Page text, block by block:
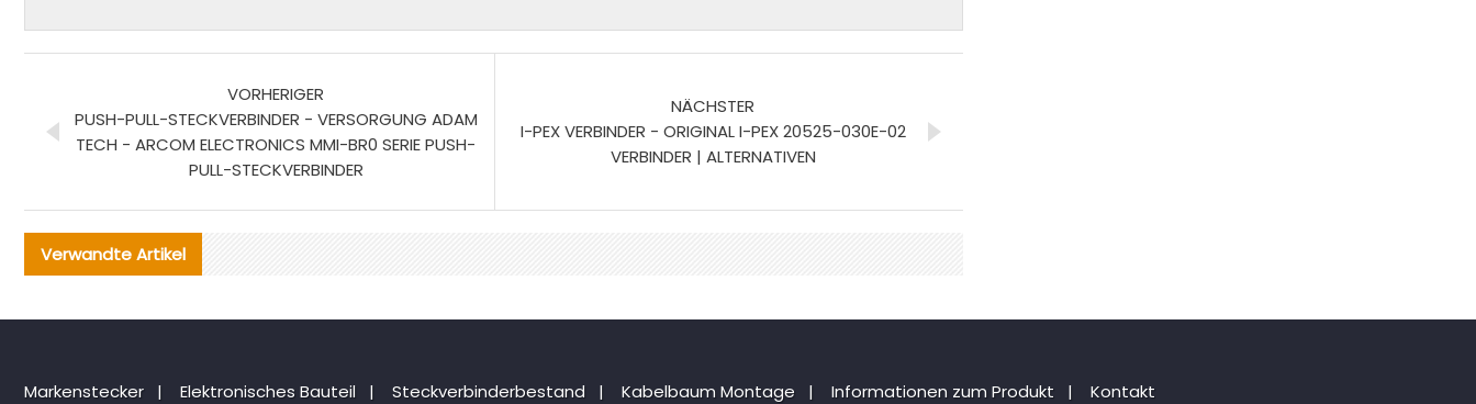
VORHERIGER
PUSH-PULL-STECKVERBINDER - VERSORGUNG ADAM
TECH - ARCOM ELECTRONICS MMI-BR0 SERIE PUSH-
PULL-STECKVERBINDER
NÄCHSTER
I-PEX VERBINDER - ORIGINAL I-PEX 20525-030E-02
VERBINDER | ALTERNATIVEN
Verwandte Artikel
Markenstecker | Elektronisches Bauteil | Steckverbinderbestand | Kabelbaum Montage | Informationen zum Produkt | Kontakt